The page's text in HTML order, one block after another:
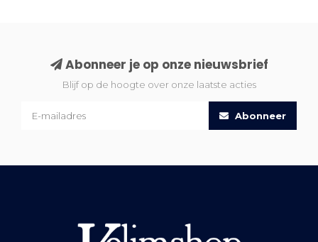
Abonneer je op onze nieuwsbrief
Blijf op de hoogte over onze laatste acties
Abonneer